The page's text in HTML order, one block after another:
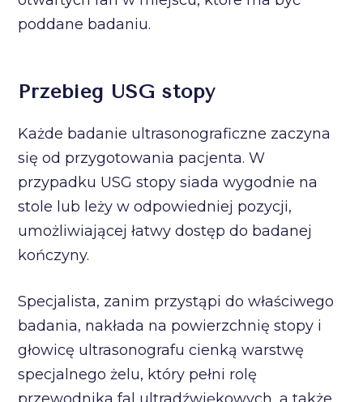
poddane badaniu.
Przebieg USG stopy
Każde badanie ultrasonograficzne zaczyna
się od przygotowania pacjenta. W
przypadku USG stopy siada wygodnie na
stole lub leży w odpowiedniej pozycji,
umożliwiającej łatwy dostęp do badanej
kończyny.
Specjalista, zanim przystąpi do właściwego
badania, nakłada na powierzchnię stopy i
głowicę ultrasonografu cienką warstwę
specjalnego żelu, który pełni rolę